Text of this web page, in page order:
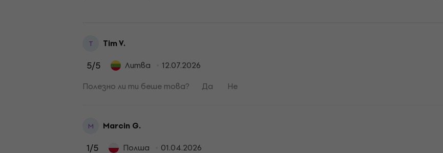
T Tim V.
5/5 Литва
12.07.2026
Полезно ли ти беше това?
Да Не
M Marcin G.
1/5 Полша
01.04.2026